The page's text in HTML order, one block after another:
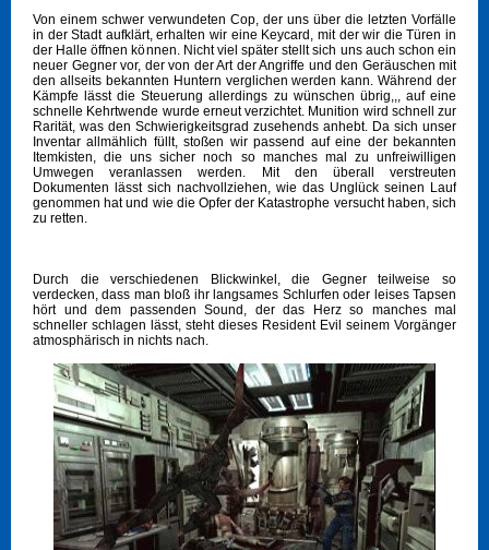
Von einem schwer verwundeten Cop, der uns über die letzten Vorfälle
in der Stadt aufklärt, erhalten wir eine Keycard, mit der wir die Türen in
der Halle öffnen können. Nicht viel später stellt sich uns auch schon ein
neuer Gegner vor, der von der Art der Angriffe und den Geräuschen mit
den allseits bekannten Huntern verglichen werden kann. Während der
Kämpfe lässt die Steuerung allerdings zu wünschen übrig,,, auf eine
schnelle Kehrtwende wurde erneut verzichtet. Munition wird schnell zur
Rarität, was den Schwierigkeitsgrad zusehends anhebt. Da sich unser
Inventar allmählich füllt, stoßen wir passend auf eine der bekannten
Itemkisten, die uns sicher noch so manches mal zu unfreiwilligen
Umwegen veranlassen werden. Mit den überall verstreuten
Dokumenten lässt sich nachvollziehen, wie das Unglück seinen Lauf
genommen hat und wie die Opfer der Katastrophe versucht haben, sich
zu retten.
Durch die verschiedenen Blickwinkel, die Gegner teilweise so
verdecken, dass man bloß ihr langsames Schlurfen oder leises Tapsen
hört und dem passenden Sound, der das Herz so manches mal
schneller schlagen lässt, steht dieses Resident Evil seinem Vorgänger
atmosphärisch in nichts nach.